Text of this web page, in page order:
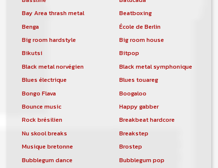
Bay Area thrash metal
Beatboxing
Benga
École de Berlin
Big room hardstyle
Big room house
Bikutsi
Bitpop
Black metal norvégien
Black metal symphonique
Blues électrique
Blues touareg
Bongo Flava
Boogaloo
Bounce music
Happy gabber
Rock brésilien
Breakbeat hardcore
Nu skool breaks
Breakstep
Musique bretonne
Brostep
Bubblegum dance
Bubblegum pop